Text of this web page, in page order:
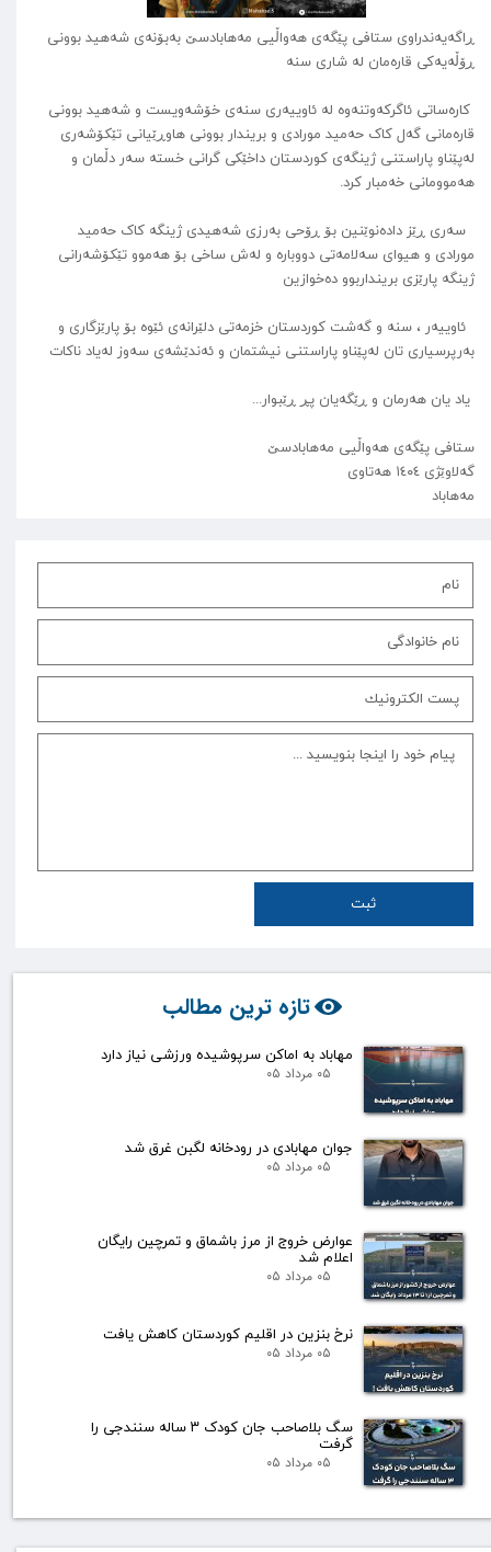
ڕاگەیەندراوی ستافی پێگەی هەواڵیی مەهابادسێ بەبۆنەی شەهید بوونی
ڕۆڵەیەکی قارەمان لە شاری سنە
کارەساتی ئاگرکەوتنەوە لە ئاوییەری سنەی خۆشەویست و شەهید بوونی
قارەمانی گەل کاک حەمید مورادی و بریندار بوونی هاوڕێیانی تێکۆشەری
لەپێناو پاراستنی ژینگەی کوردستان داخێکی گرانی خستە سەر دڵمان و
هەموومانی خەمبار کرد.
سەری ڕێز دادەنوێنین بۆ ڕۆحی بەرزی شەهیدی ژینگە کاک حەمید
مورادی و هیوای سەلامەتی دووبارە و لەش ساخی بۆ هەموو تێکۆشەرانی
ژینگە پارێزی برینداربوو دەخوازین
ئاوییەر ، سنە و گەشت کوردستان خزمەتی دلێرانەی ئێوە بۆ پارێزگاری و
بەرپرسیاری تان لەپێناو پاراستنی نیشتمان و ئەندێشەی سەوز لەیاد ناکات
یاد یان هەرمان و ڕێگەیان پڕ ڕێبوار...
ستافی پێگەی هەواڵیی مەهابادسێ
گەلاوێژی ١٤٠٤ هەتاوی
مەهاباد
تازه ترین مطالب
مهاباد به اماکن سرپوشیده ورزشی نیاز دارد
۰۵ مرداد ۰۵
جوان مهابادی در رودخانه لگبن غرق شد
۰۵ مرداد ۰۵
عوارض خروج از مرز باشماق و تمرچین رایگان
اعلام شد
۰۵ مرداد ۰۵
نرخ بنزین در اقلیم کوردستان کاهش یافت
۰۵ مرداد ۰۵
سگ بلاصاحب جان کودک ۳ ساله سنندجی را
گرفت
۰۵ مرداد ۰۵
ثبت